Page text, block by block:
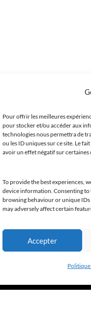
Pour offrir les meilleures
pour stocker et/ou accéder aux
technologies nous permettra de
ou les ID uniques sur ce site. Le
avoir un effet négatif sur
To provide the best experiences,
device information. Consenting to
browsing behaviour or unique
may adversely affect certain
Accepter